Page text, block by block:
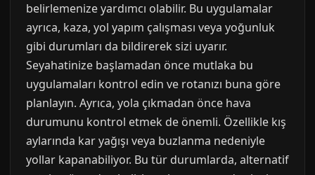
belirlemenize yardımcı olabilir. Bu uygulamalar
ayrıca, kaza, yol yapım çalışması veya yoğunluk
gibi durumları da bildirerek sizi uyarır.
Seyahatinize başlamadan önce mutlaka bu
uygulamaları kontrol edin ve rotanızı buna göre
planlayın. Ayrıca, yola çıkmadan önce hava
durumunu kontrol etmek de önemli. Özellikle kış
aylarında kar yağışı veya buzlanma nedeniyle
yollar kapanabiliyor. Bu tür durumlarda, alternatif